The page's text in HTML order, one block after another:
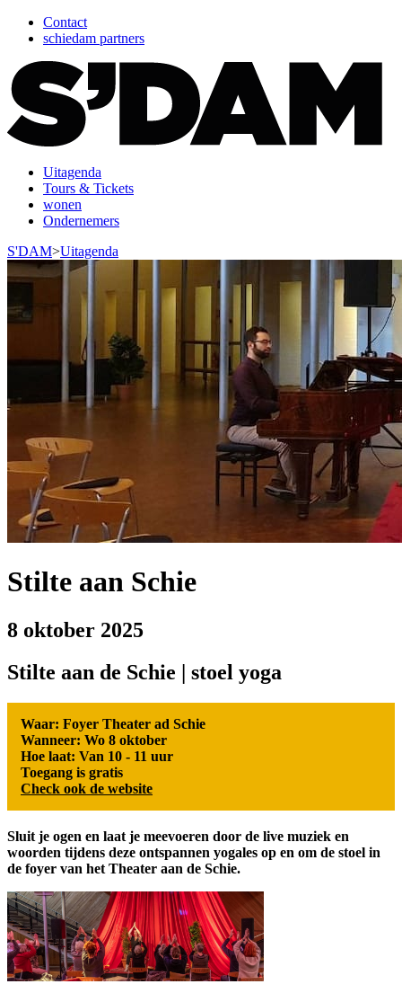
Contact
schiedam partners
Uitagenda
Tours & Tickets
wonen
Ondernemers
S'DAM>Uitagenda
Stilte aan Schie
8 oktober 2025
Stilte aan de Schie | stoel yoga
Waar: Foyer Theater ad Schie
Wanneer: Wo 8 oktober
Hoe laat: Van 10 - 11 uur
Toegang is gratis
Check ook de website
Sluit je ogen en laat je meevoeren door de live muziek en
woorden tijdens deze ontspannen yogales op en om de stoel in
de foyer van het Theater aan de Schie.